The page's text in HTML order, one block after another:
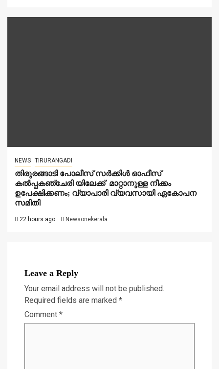
NEWS TIRURANGADI
തിരുരങ്ങാടി പോലീസ് സർക്കിൾ ഓഫീസ്
കൽപ്പകഞ്ചേരി യിലേക്ക് മാറ്റാനുള്ള നീക്കം
ഉപേക്ഷിക്കണം; വ്യാപാരി വ്യവസായി ഏകോപന
സമിതി
22 hours ago Newsonekerala
Leave a Reply
Your email address will not be published.
Required fields are marked *
Comment *